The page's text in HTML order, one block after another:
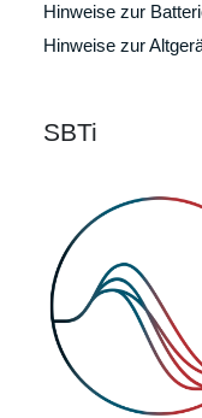
Hinweise zur
Hinweise zur
SBTi